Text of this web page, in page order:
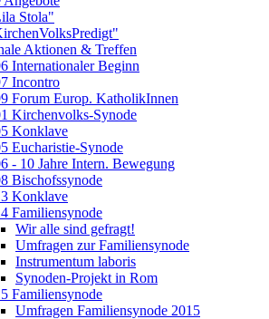
Stola"
Aktionen & Treffen
Internationaler Beginn
Incontro
Forum Europ. KatholikInnen
Kirchenvolks-Synode
Konklave
Eucharistie-Synode
- 10 Jahre Intern. Bewegung
Bischofssynode
Konklave
Familiensynode
Wir alle sind gefragt!
Umfragen zur Familiensynode
Instrumentum laboris
Synoden-Projekt in Rom
Familiensynode
Umfragen Familiensynode 2015